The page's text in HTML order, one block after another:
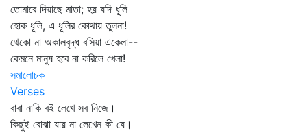
তোমারে দিয়াছে মাতা; হয় যদি ধূলি
হোক ধূলি, এ ধূলির কোথায় তুলনা!
থেকো না অকালবৃদ্ধ বসিয়া একেলা--
কেমনে মানুষ হবে না করিলে খেলা!
সমালোচক
Verses
বাবা নাকি বই লেখে সব নিজে।
কিছুই বোঝা যায় না লেখেন কী যে।